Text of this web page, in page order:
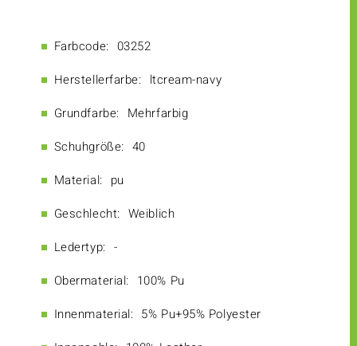
Farbcode: 03252
Herstellerfarbe: ltcream-navy
Grundfarbe: Mehrfarbig
Schuhgröße: 40
Material: pu
Geschlecht: Weiblich
Ledertyp: -
Obermaterial: 100% Pu
Innenmaterial: 5% Pu+95% Polyester